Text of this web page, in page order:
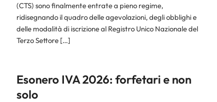
(CTS) sono finalmente entrate a pieno regime,
ridisegnando il quadro delle agevolazioni, degli obblighi e
delle modalità di iscrizione al Registro Unico Nazionale del
Terzo Settore […]
Esonero IVA 2026: forfetari e non
solo